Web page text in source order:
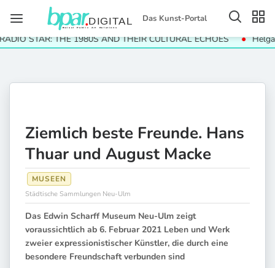
Das Kunst-Portal
STAR: THE 1980S AND THEIR CULTURAL ECHOES Helga
Ziemlich beste Freunde. Hans
Thuar und August Macke
MUSEEN
Städtische Sammlungen Neu-Ulm
Das Edwin Scharff Museum Neu-Ulm zeigt
voraussichtlich ab 6. Februar 2021 Leben und Werk
zweier expressionistischer Künstler, die durch eine
besondere Freundschaft verbunden sind